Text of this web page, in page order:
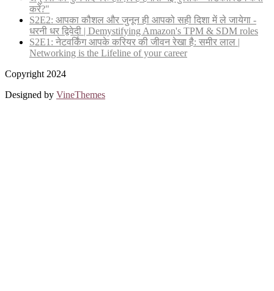
करें?"
S2E2: आपका कौशल और जुनून ही आपको सही दिशा में ले जायेगा -
धरनी धर द्विवेदी | Demystifying Amazon's TPM & SDM roles
S2E1: नेटवर्किंग आपके करियर की जीवन रेखा है: समीर लाल |
Networking is the Lifeline of your career
Copyright 2024
Designed by VineThemes